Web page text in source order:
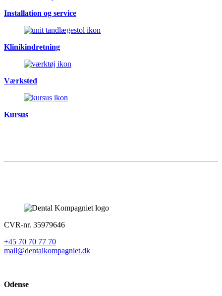
Installation og service
Klinikindretning
Værksted
Kursus
CVR-nr. 35979646
+45 70 70 77 70
mail@dentalkompagniet.dk
Odense